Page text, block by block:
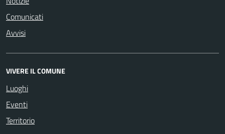
Comunicati
Avvisi
VIVERE IL COMUNE
Luoghi
Eventi
Territorio